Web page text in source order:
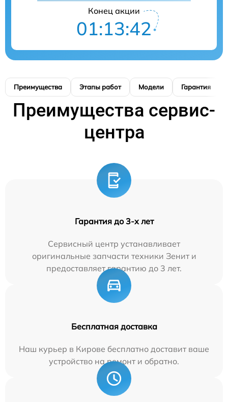
Конец акции
01:13:41
Преимущества Этапы работ Модели Гарантия
Преимущества сервис-
центра
Гарантия до 3-х лет
Сервисный центр устанавливает
оригинальные запчасти техники Зенит и
предоставляет гарантию до 3 лет.
Бесплатная доставка
Наш курьер в Кирове бесплатно доставит ваше
устройство на ремонт и обратно.